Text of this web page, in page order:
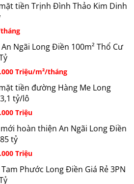
tiền Trịnh Đình Thảo Kim Dinh
Ngãi Long Điền 100m² Thổ Cư
Triệu/m²/tháng
tiền đường Hàng Me Long
tỷ/lô
Triệu
hoàn thiện An Ngãi Long Điền
tỷ
Triệu
Phước Long Điền Giá Rẻ 3PN